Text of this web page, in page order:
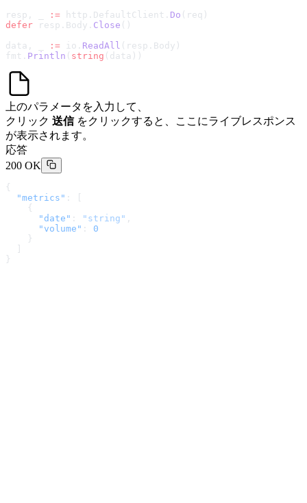
resp, _
:= http.DefaultClient. Do (req)
defer resp.Body. Close ()
data, _
:= io. ReadAll (resp.Body)
fmt. Println ( string (data))
上のパラメータを入力して、
クリック 送信 をクリックすると、ここにライブレスポンス
が表示されます。
応答
200 OK
{
  "metrics"
: [
    {
      "date"
: "string" ,
      "volume"
: 0
    }
}